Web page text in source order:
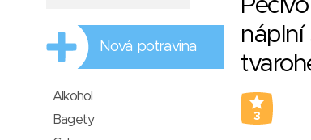
náplní
3
Nová potravina
Alkohol
Bagety